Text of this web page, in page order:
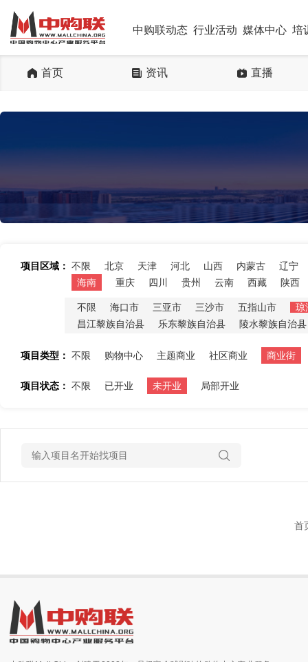
中购联动态 行业活动 媒体中心 培
首页 资讯 直播
项目区域： 不限 北京 天津 河北 山西 内蒙古
辽宁
海南
重庆 四川 贵州 云南 西藏 陕西
不限 海口市 三亚市 三沙市 五指山市
琼
昌江黎族自治县
乐东黎族自治县 陵水黎族自治县
项目类型： 不限 购物中心 主题商业 社区商业 商业街
项目状态： 不限 已开业 未开业 局部开业
首